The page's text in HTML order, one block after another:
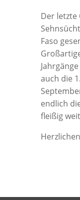
Der letzte
Faso
auch die
endlich
fleißig